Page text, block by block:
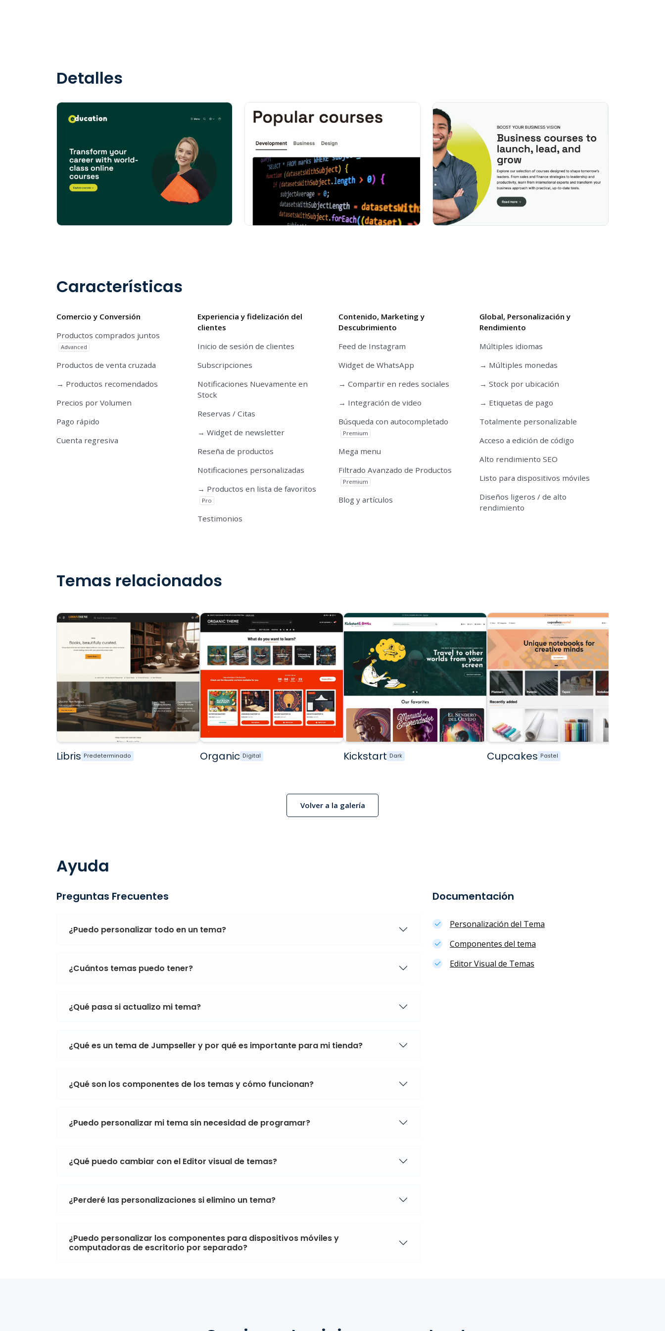
Detalles
Características
Comercio y Conversión
Productos comprados juntos
Advanced
Productos de venta cruzada
→ Productos recomendados
Precios por Volumen
Pago rápido
Cuenta regresiva
Experiencia y fidelización del
clientes
Inicio de sesión de clientes
Subscripciones
Notificaciones Nuevamente en
Stock
Reservas / Citas
→ Widget de newsletter
Reseña de productos
Notificaciones personalizadas
→ Productos en lista de favoritos
Pro
Testimonios
Contenido, Marketing y
Descubrimiento
Feed de Instagram
Widget de WhatsApp
→ Compartir en redes sociales
→ Integración de video
Búsqueda con autocompletado
Premium
Mega menu
Filtrado Avanzado de Productos
Premium
Blog y artículos
Global, Personalización y
Rendimiento
Múltiples idiomas
→ Múltiples monedas
→ Stock por ubicación
→ Etiquetas de pago
Totalmente personalizable
Acceso a edición de código
Alto rendimiento SEO
Listo para dispositivos móviles
Diseños ligeros / de alto
rendimiento
Temas relacionados
Libris Predeterminado Organic Digital Kickstart Dark Cupcakes Pastel
Volver a la galería
Ayuda
Preguntas Frecuentes
¿Puedo personalizar todo en un tema?
¿Cuántos temas puedo tener?
¿Qué pasa si actualizo mi tema?
¿Qué es un tema de Jumpseller y por qué es importante para mi tienda?
¿Qué son los componentes de los temas y cómo funcionan?
¿Puedo personalizar mi tema sin necesidad de programar?
¿Qué puedo cambiar con el Editor visual de temas?
¿Perderé las personalizaciones si elimino un tema?
¿Puedo personalizar los componentes para dispositivos móviles y
computadoras de escritorio por separado?
Documentación
Personalización del Tema
Componentes del tema
Editor Visual de Temas